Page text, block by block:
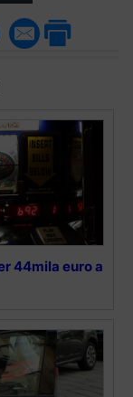
44mila euro a